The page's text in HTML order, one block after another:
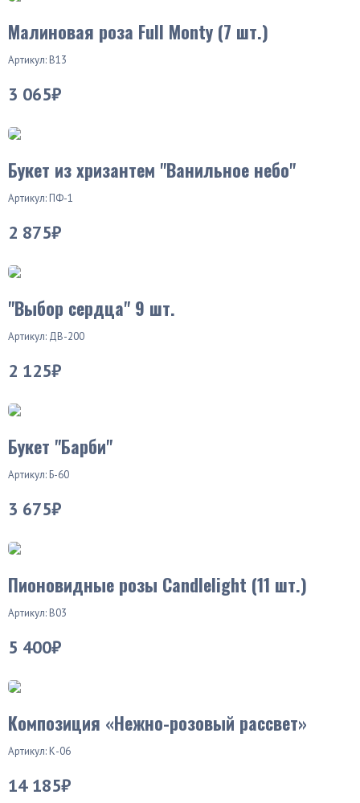
Малиновая роза Full Monty (7 шт.)
Артикул: В13
3 065₽
Букет из хризантем "Ванильное небо"
Артикул: ПФ-1
2 875₽
"Выбор сердца" 9 шт.
Артикул: ДВ-200
2 125₽
Букет "Барби"
Артикул: Б-60
3 675₽
Пионовидные розы Candlelight (11 шт.)
Артикул: В03
5 400₽
Композиция «Нежно-розовый рассвет»
Артикул: К-06
14 185₽